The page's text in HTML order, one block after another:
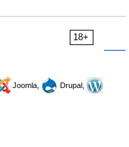
18+
Joomla,
Drupal,